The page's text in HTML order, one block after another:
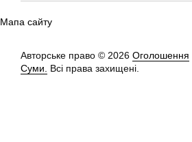
Мапа сайту
Авторське право © 2026 Оголошення
Суми.
Всі права захищені.